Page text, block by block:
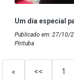
Um dia especial
Publicado em: 27/10/
Pirituba
« << 1